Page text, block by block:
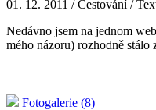
01. 12. 2011 / Cestování /
Nedávno jsem na jednom
mého názoru) rozhodně stálo
Fotogalerie (8)